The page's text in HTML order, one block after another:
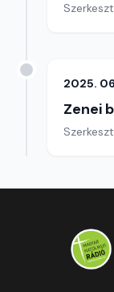
2025.
Zenei